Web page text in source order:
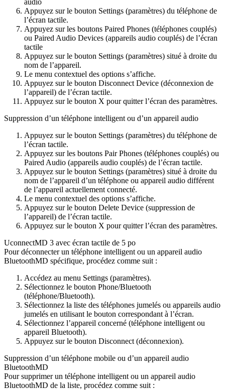
Appuyez sur le bouton Settings (paramètres) du téléphone de
l’écran tactile.
Appuyez sur les boutons Paired Phones (téléphones couplés)
ou Paired Audio Devices (appareils audio couplés) de l’écran
tactile
Appuyez sur le bouton Settings (paramètres) situé à droite du
nom de l’appareil.
Le menu contextuel des options s’affiche.
Appuyez sur le bouton Disconnect Device (déconnexion de
l’appareil) de l’écran tactile.
Appuyez sur le bouton X pour quitter l’écran des paramètres.
Suppression d’un téléphone intelligent ou d’un appareil audio
Appuyez sur le bouton Settings (paramètres) du téléphone de
l’écran tactile.
Appuyez sur les boutons Pair Phones (téléphones couplés) ou
Paired Audio (appareils audio couplés) de l’écran tactile.
Appuyez sur le bouton Settings (paramètres) situé à droite du
nom de l’appareil d’un téléphone ou appareil audio différent
de l’appareil actuellement connecté.
Le menu contextuel des options s’affiche.
Appuyez sur le bouton Delete Device (suppression de
l’appareil) de l’écran tactile.
Appuyez sur le bouton X pour quitter l’écran des paramètres.
UconnectMD 3 avec écran tactile de 5 po
Pour déconnecter un téléphone intelligent ou un appareil audio
BluetoothMD spécifique, procédez comme suit :
Accédez au menu Settings (paramètres).
Sélectionnez le bouton Phone/Bluetooth
(téléphone/Bluetooth).
Sélectionnez la liste des téléphones jumelés ou appareils audio
jumelés en utilisant le bouton correspondant à l’écran.
Sélectionnez l’appareil concerné (téléphone intelligent ou
appareil Bluetooth).
Appuyez sur le bouton Disconnect (déconnexion).
Suppression d’un téléphone mobile ou d’un appareil audio
BluetoothMD
Pour supprimer un téléphone intelligent ou un appareil audio
BluetoothMD de la liste, procédez comme suit :